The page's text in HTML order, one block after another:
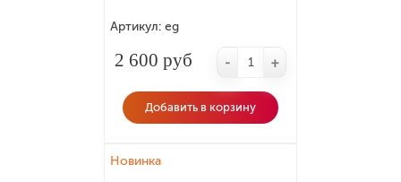
Артикул: eg
2 600 руб - +
Добавить в корзину
Новинка